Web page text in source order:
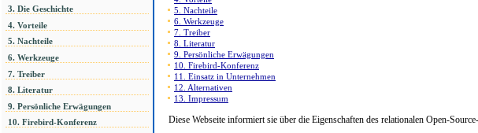
3. Die Geschichte
4. Vorteile
5. Nachteile
6. Werkzeuge
7. Treiber
8. Literatur
9. Persönliche Erwägungen
10. Firebird-Konferenz
5. Nachteile
6. Werkzeuge
7. Treiber
8. Literatur
9. Persönliche Erwägungen
10. Firebird-Konferenz
11. Einsatz in Unternehmen
12. Alternativen
13. Impressum
Diese Webseite informiert sie über die Eigenschaften des relationalen Open-